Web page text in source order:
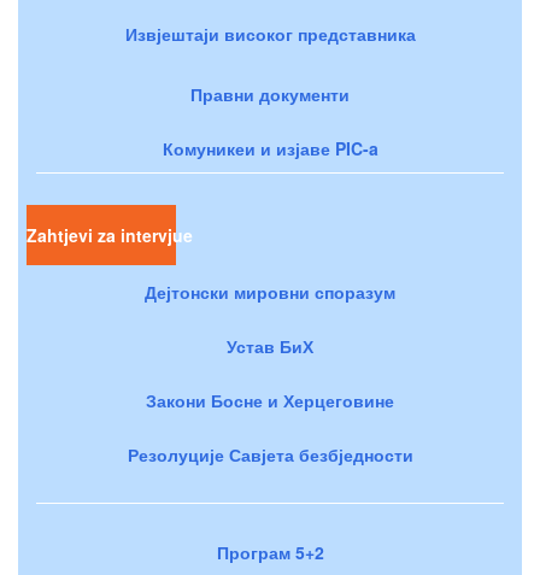
Извјештаји високог представника
Правни документи
Комуникеи и изјаве PIC-a
Zahtjevi za intervjue
Дејтонски мировни споразум
Устав БиХ
Закони Босне и Херцеговине
Резолуције Савјета безбједности
Програм 5+2